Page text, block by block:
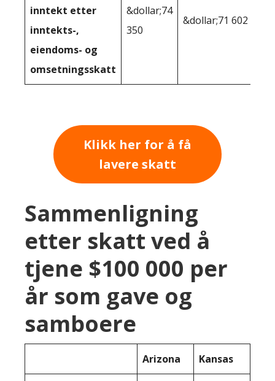
inntekt etter
inntekts-,
eiendoms- og
omsetningsskatt
&dollar;74
350
&dollar;71 602
Klikk her for å få
lavere skatt
Sammenligning
etter skatt ved å
tjene $100 000 per
år som gave og
samboere
Arizona Kansas